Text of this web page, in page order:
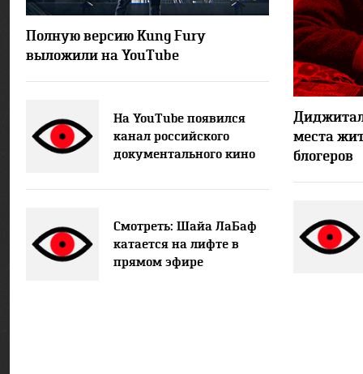
Полную версию Kung Fury
выложили на YouTube
На YouTube появился
канал российского
документального кино
Смотреть: Шайа ЛаБаф
катается на лифте в
прямом эфире
Диджитал
места
блогеров